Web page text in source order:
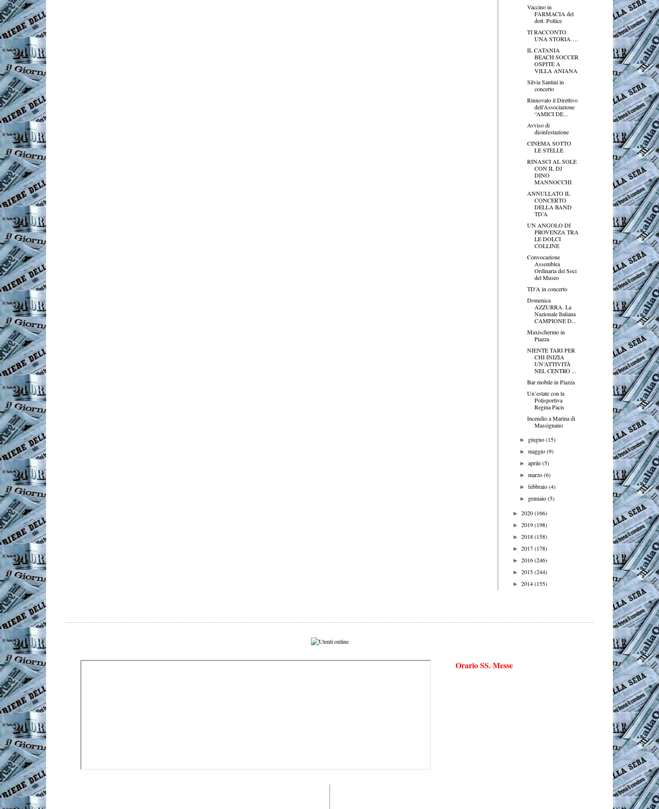
Vaccino in
FARMACIA del
dott. Pollice
TI RACCONTO
UNA STORIA….
IL CATANIA
BEACH SOCCER
OSPITE A
VILLA ANIANA
Silvia Santini in
concerto
Rinnovato il Direttivo
dell'Associazione
“AMICI DE...
Avviso di
disinfestazione
CINEMA SOTTO
LE STELLE
RINASCI AL SOLE
CON IL DJ
DINO
MANNOCCHI
ANNULLATO IL
CONCERTO
DELLA BAND
TD’A
UN ANGOLO DI
PROVENZA TRA
LE DOLCI
COLLINE
Convocazione
Assemblea
Ordinaria dei Soci
del Museo
TD’A in concerto
Domenica
AZZURRA. La
Nazionale Italiana
CAMPIONE D...
Maxischermo in
Piazza
NIENTE TARI PER
CHI INIZIA
UN’ATTIVITÀ
NEL CENTRO ...
Bar mobile in Piazza
Un’estate con la
Polisportiva
Regina Pacis
Incendio a Marina di
Massignano
► giugno(15)
►maggio(9)
►aprile(5)
►marzo(6)
►febbraio(4)
► gennaio(5)
► 2020(166)
► 2019(198)
► 2018(158)
► 2017(178)
► 2016(246)
► 2015(244)
► 2014(155)
Orario SS. Messe